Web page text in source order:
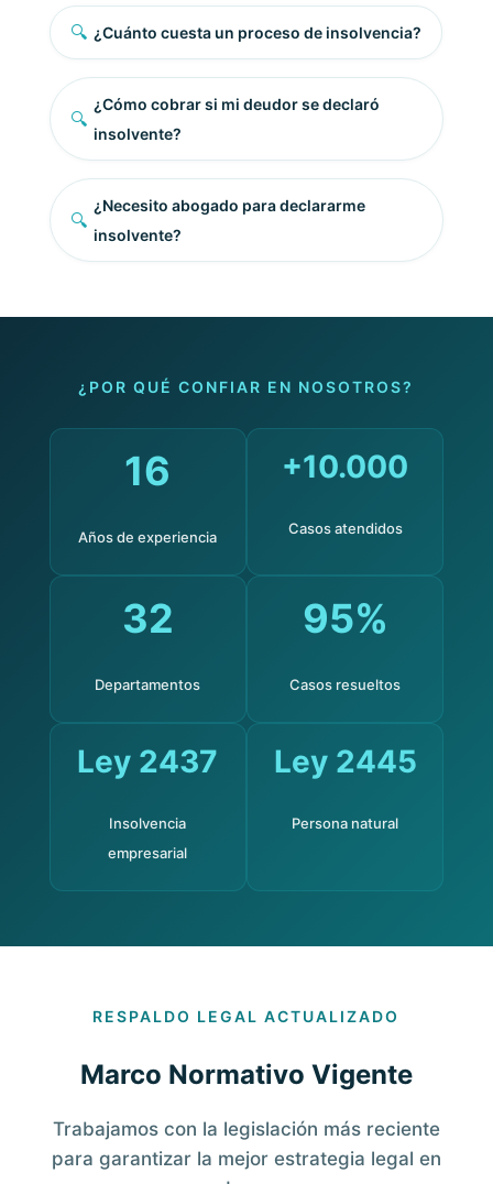
🔍 ¿Cuánto cuesta un proceso de insolvencia?
🔍
¿Cómo cobrar si mi deudor se declaró
insolvente?
🔍
¿Necesito abogado para declararme
insolvente?
¿POR QUÉ CONFIAR EN NOSOTROS?
16
Años de experiencia
+10.000
Casos atendidos
32
Departamentos
95%
Casos resueltos
Ley 2437
Insolvencia
empresarial
Ley 2445
Persona natural
RESPALDO LEGAL ACTUALIZADO
Marco Normativo Vigente
Trabajamos con la legislación más reciente
para garantizar la mejor estrategia legal en